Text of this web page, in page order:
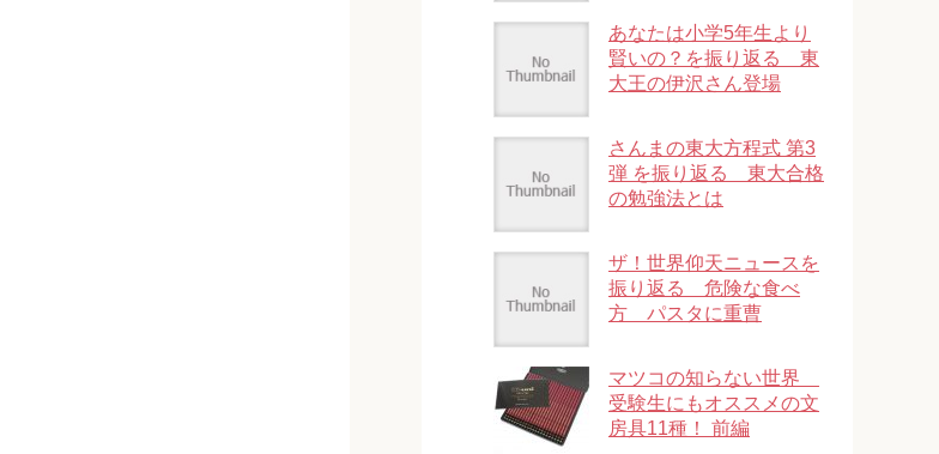
あなたは小学5年生より
賢いの？を振り返る 東
大王の伊沢さん登場
さんまの東大方程式 第3
弾 を振り返る 東大合格
の勉強法とは
ザ！世界仰天ニュースを
振り返る 危険な食べ
方 パスタに重曹
マツコの知らない世界
受験生にもオススメの文
房具11種！ 前編